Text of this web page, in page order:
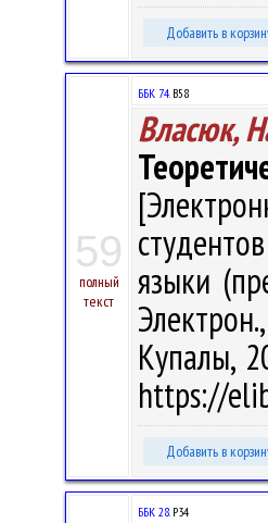
Добавить в
59
полный
текст
ББК 74.В58
Власюк,
языки
Купалы,
https://
Добавить в
ББК 28.Р34